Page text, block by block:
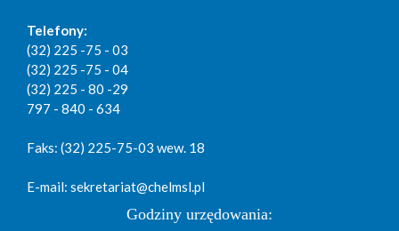
Telefony:
(32) 225 -75 - 03
(32) 225 -75 - 04
(32) 225 - 80 -29
797 - 840 - 634
Faks: (32) 225-75-03 wew. 18
E-mail: sekretariat@chelmsl.pl
Godziny urzędowania: